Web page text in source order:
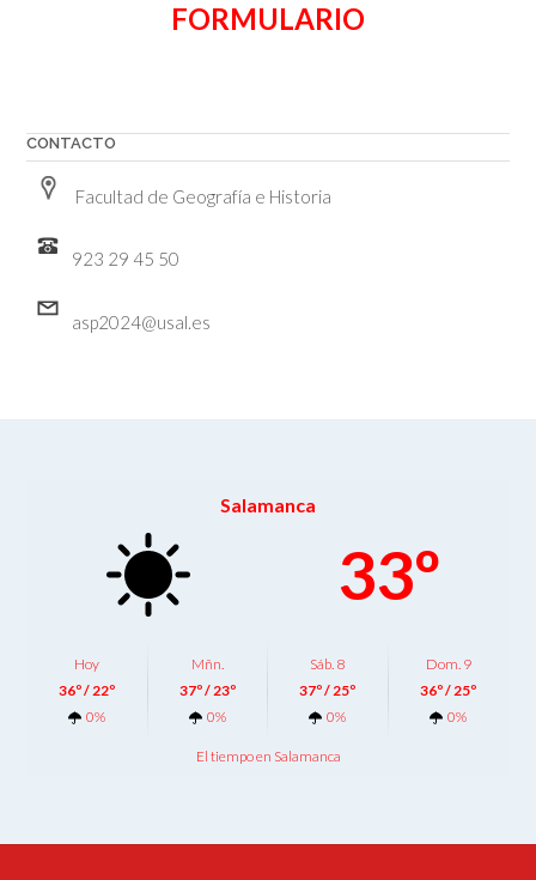
FORMULARIO
CONTACTO
Facultad de Geografía e Historia
923 29 45 50
asp2024@usal.es
Salamanca
33º
Hoy
36º / 22º
0%
Mñn.
37º / 23º
0%
Sáb. 8
37º / 25º
0%
Dom. 9
36º / 25º
0%
El tiempo en Salamanca